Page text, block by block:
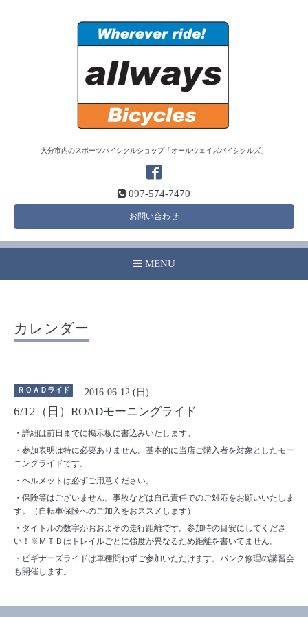
大分市内のスポーツバイシクルショップ「オールウェイズバイシクルズ」
097-574-7470
お問い合わせ
MENU
カレンダー
ＲＯＡＤライド 2016-06-12 (日)
6/12（日）ROADモーニングライド
・詳細は前日までに掲示板に書込みいたします。
・参加表明は特に必要ありません。基本的に当店ご購入者を対象としたモー
ニングライドです。
・ヘルメットは必ずご用意ください。
・保険等はございません。事故などは自己責任でのご対応をお願いいたしま
す。（自転車保険へのご加入をおススメします）
・タイトルの数字がおおよその走行距離です。参加時の目安にしてくださ
い！※ＭＴＢはトレイルごとに強度が異なるため距離を書いてません。
・ビギナーズライドは車種問わずご参加いただけます。パンク修理の講習会
も開催します。